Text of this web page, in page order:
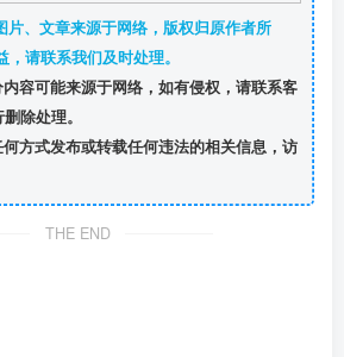
片、文章来源于网络，版权归原作者所
请联系我们及时处理。
容可能来源于网络，如有侵权，请联系客
除处理。
方式发布或转载任何违法的相关信息，访
THE END